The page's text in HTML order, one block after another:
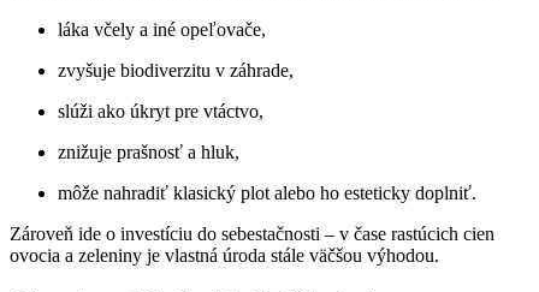
láka včely a iné opeľovače,
zvyšuje biodiverzitu v záhrade,
slúži ako úkryt pre vtáctvo,
znižuje prašnosť a hluk,
môže nahradiť klasický plot alebo ho esteticky doplniť.
Zároveň ide o investíciu do sebestačnosti – v čase rastúcich cien
ovocia a zeleniny je vlastná úroda stále väčšou výhodou.